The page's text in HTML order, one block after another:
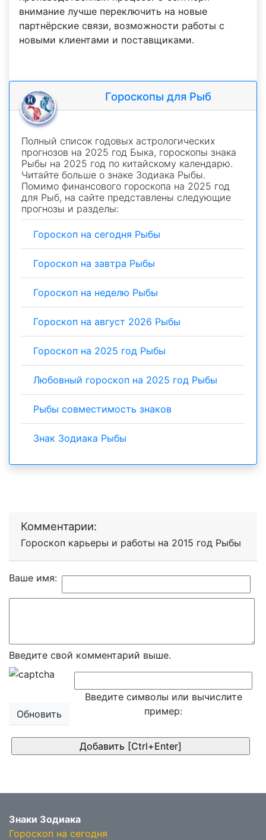
внимание лучше переключить на новые
партнёрские связи, возможности работы с
новыми клиентами и поставщиками.
Гороскопы для Рыб
Полный список годовых астрологических
прогнозов на 2025 год Быка, гороскопы знака
Рыбы на 2025 год по китайскому календарю.
Читайте больше о знаке Зодиака Рыбы.
Помимо финансового гороскопа на 2025 год
для Рыб, на сайте представлены следующие
прогнозы и разделы:
Гороскоп на сегодня Рыбы
Гороскоп на завтра Рыбы
Гороскоп на неделю Рыбы
Гороскоп на август 2026 Рыбы
Гороскоп на 2025 год Рыбы
Любовный гороскоп на 2025 год Рыбы
Рыбы совместимость знаков
Знак Зодиака Рыбы
Комментарии:
Гороскоп карьеры и работы на 2015 год Рыбы
Ваше имя:
Введите свой комментарий выше.
Обновить
Введите символы или вычислите
пример:
Знаки Зодиака
Гороскоп на сегодня